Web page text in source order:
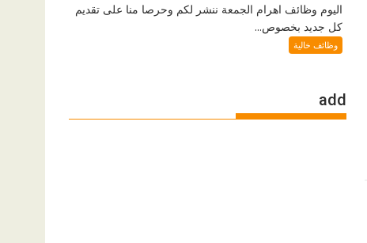
اليوم وظائف اهرام الجمعة ننشر لكم وحرصا منا على تقديم
كل جديد بخصوص...
وظائف خالية
add